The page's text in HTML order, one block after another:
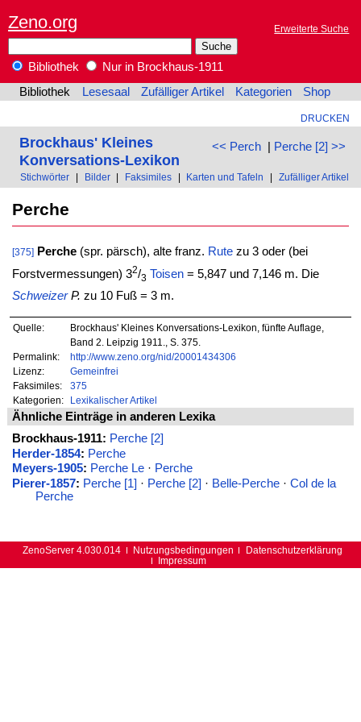
Zeno.org Erweiterte Suche
Bibliothek
Nur in Brockhaus-1911
Bibliothek
Lesesaal Zufälliger Artikel Kategorien Shop
DRUCKEN
<< Perch| Perche [2] >>
Brockhaus' Kleines
Konversations-Lexikon
Stichwörter Bilder Faksimiles Karten und Tafeln Zufälliger Artikel
Perche
[375] Perche(spr. pärsch), alte franz. Rutezu 3 oder (bei
Forstvermessungen) 32/3 Toisen= 5,847 und 7,146 m. Die
SchweizerP. zu 10 Fuß = 3 m.
Quelle:
Brockhaus' Kleines Konversations-Lexikon, fünfte Auflage,
Band 2. Leipzig 1911., S. 375.
Permalink:
http://www.zeno.org/nid/20001434306
Lizenz:
Gemeinfrei
Faksimiles:
375
Kategorien:
Lexikalischer Artikel
Ähnliche Einträge in anderen Lexika
Brockhaus-1911: Perche [2]
Herder-1854: Perche
Meyers-1905: Perche Le· Perche
Pierer-1857: Perche [1] · Perche [2] · Belle-Perche· Col de la
Perche
ZenoServer 4.030.014 Nutzungsbedingungen
Datenschutzerklärung
Impressum